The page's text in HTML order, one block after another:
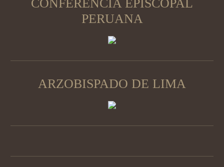
CONFERENCIA EPISCOPAL
PERUANA
ARZOBISPADO DE LIMA